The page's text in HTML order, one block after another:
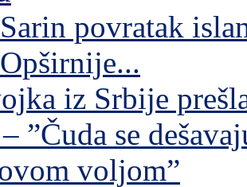
Sarin povratak
Opširnije...